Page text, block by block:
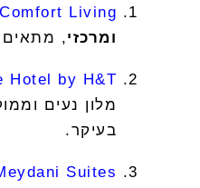
Living
ומרכזי,
Hotel by H&T
מלון נעים
בעיקר.
Suites